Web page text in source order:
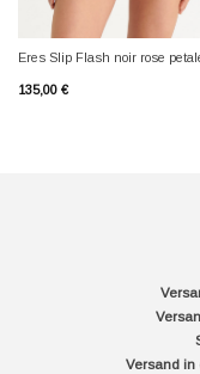
Eres Slip Flash noir rose
135,00 €
Versand in